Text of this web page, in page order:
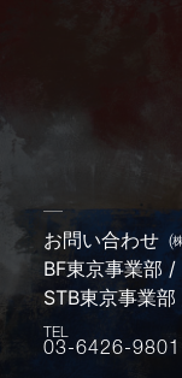
お問い合わせ
BF東京事業部 /
STB東京事業
TEL
03-6426-9801